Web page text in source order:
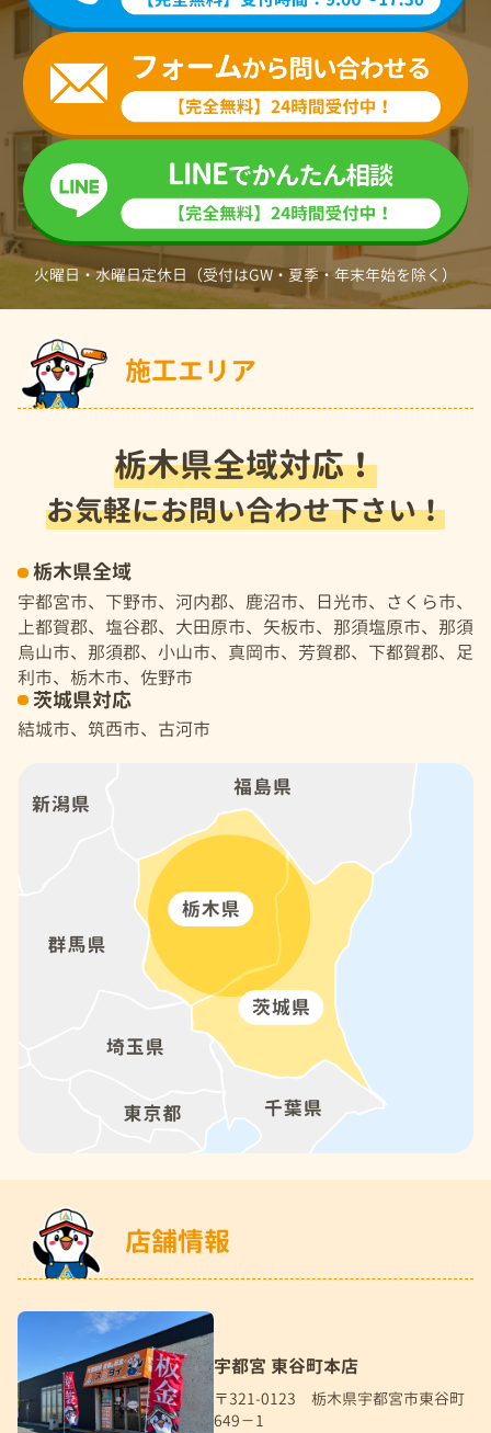
火曜日・水曜日定休日（受付はGW・夏季・年末年始を除く）
施工エリア
栃木県全域対応！
お気軽にお問い合わせ下さい！
栃木県全域
宇都宮市、下野市、河内郡、鹿沼市、日光市、さくら市、
上都賀郡、塩谷郡、大田原市、矢板市、那須塩原市、那須
烏山市、那須郡、小山市、真岡市、芳賀郡、下都賀郡、足
利市、栃木市、佐野市
茨城県対応
結城市、筑西市、古河市
店舗情報
宇都宮 東谷町本店
〒321-0123 栃木県宇都宮市東谷町
649－1